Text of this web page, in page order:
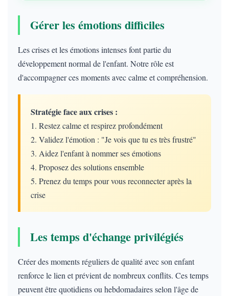
Gérer les émotions difficiles
Les crises et les émotions intenses font partie du
développement normal de l'enfant. Notre rôle est
d'accompagner ces moments avec calme et compréhension.
Stratégie face aux crises :
1. Restez calme et respirez profondément
2. Validez l'émotion : "Je vois que tu es très frustré"
3. Aidez l'enfant à nommer ses émotions
4. Proposez des solutions ensemble
5. Prenez du temps pour vous reconnecter après la
crise
Les temps d'échange privilégiés
Créer des moments réguliers de qualité avec son enfant
renforce le lien et prévient de nombreux conflits. Ces temps
peuvent être quotidiens ou hebdomadaires selon l'âge de